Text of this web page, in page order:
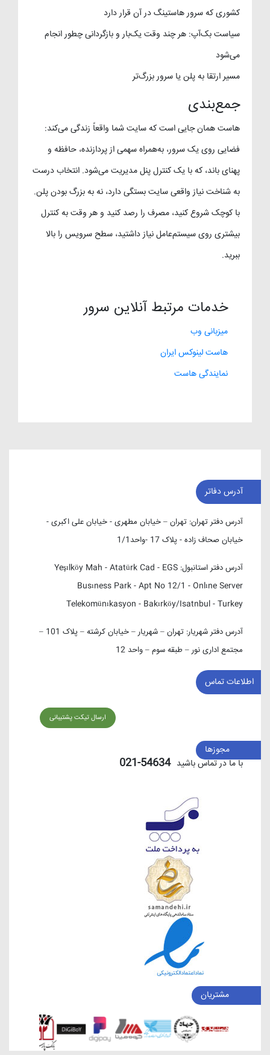
کشوری که سرور هاستینگ در آن قرار دارد
سیاست بک‌آپ: هر چند وقت یک‌بار و بازگردانی چطور انجام
می‌شود
مسیر ارتقا به پلن یا سرور بزرگ‌تر
جمع‌بندی
هاست همان جایی است که سایت شما واقعاً زندگی می‌کند:
فضایی روی یک سرور، به‌همراه سهمی از پردازنده، حافظه و
پهنای باند، که با یک کنترل پنل مدیریت می‌شود. انتخاب درست
به شناخت نیاز واقعی سایت بستگی دارد، نه به بزرگ بودن پلن.
با کوچک شروع کنید، مصرف را رصد کنید و هر وقت به کنترل
بیشتری روی سیستم‌عامل نیاز داشتید، سطح سرویس را بالا
ببرید.
خدمات مرتبط آنلاین سرور
میزبانی وب
هاست لینوکس ایران
نمایندگی هاست
آدرس دفاتر
آدرس دفتر تهران: تهران – خیابان مطهری - خیابان علی اکبری -
خیابان صحاف زاده - پلاک 17 -واحد1/1
آدرس دفتر استانبول: Yeşılköy Mah - Atatürk Cad - EGS
Busıness Park - Apt No 12/1 - Onlıne Server
Telekomünıkasyon - Bakırköy/Isatnbul - Turkey
آدرس دفتر شهریار:
تهران – شهریار – خیابان کرشته – پلاک 101 –
مجتمع اداری نور – طبقه سوم – واحد 12
اطلاعات تماس
ارسال تیکت پشتیبانی
با ما در تماس باشید 54634-021
مجوزها
مشتریان